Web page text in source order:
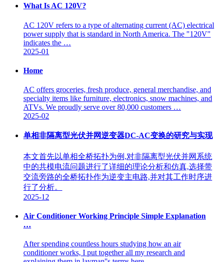
What Is AC 120V?
AC 120V refers to a type of alternating current (AC) electrical
power supply that is standard in North America. The "120V"
indicates the …
2025-01
Home
AC offers groceries, fresh produce, general merchandise, and
specialty items like furniture, electronics, snow machines, and
ATVs. We proudly serve over 80,000 customers …
2025-02
单相非隔离型光伏并网逆变器DC-AC变换的研究与实现
本文首先以单相全桥拓扑为例,对非隔离型光伏并网系统
中的共模电流问题进行了详细的理论分析和仿真,选择带
交流旁路的全桥拓扑作为逆变主电路,并对其工作时序进
行了分析。
2025-12
Air Conditioner Working Principle Simple Explanation
…
After spending countless hours studying how an air
conditioner works, I put together all my research and